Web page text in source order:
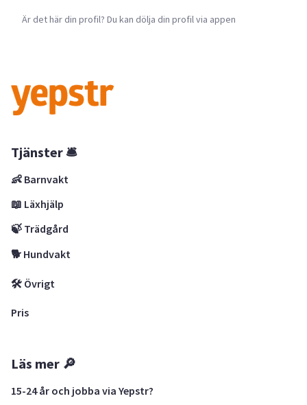
Är det här din profil? Du kan dölja din profil via appen
Tjänster 🛎
👶 Barnvakt
📖 Läxhjälp
🍃 Trädgård
🐕 Hundvakt
🛠 Övrigt
Pris
Läs mer 🔎
15-24 år och jobba via Yepstr?